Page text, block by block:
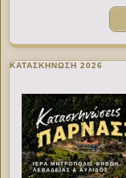
ΚΑΤΑΣΚΗΝΩΣΗ 2026